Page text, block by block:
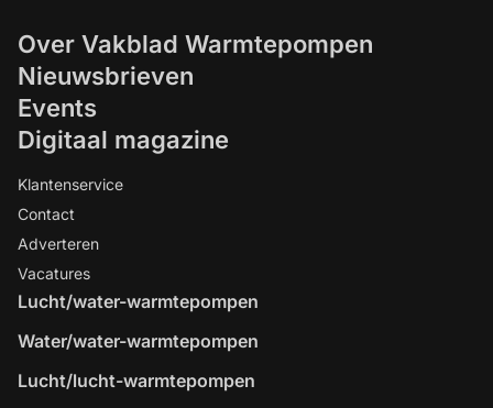
Over Vakblad Warmtepompen
Nieuwsbrieven
Events
Digitaal magazine
Klantenservice
Contact
Adverteren
Vacatures
Lucht/water-warmtepompen
Water/water-warmtepompen
Lucht/lucht-warmtepompen